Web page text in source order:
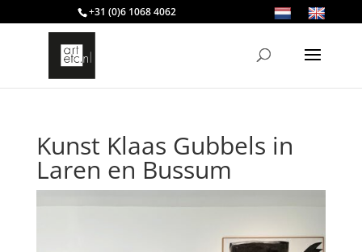
+31 (0)6 1068 4062
Kunst Klaas Gubbels in
Laren en Bussum